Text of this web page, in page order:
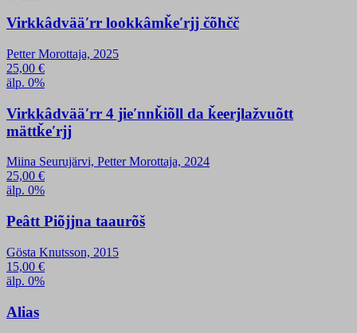
Virkkâdvääʹrr lookkâmǩeʹrjj čõhčč
Petter Morottaja, 2025
25,00 €
älp. 0%
Virkkâdvääʹrr 4 jieʹnnǩiõll da ǩeerjlažvuõtt
mättǩeʹrjj
Miina Seurujärvi, Petter Morottaja, 2024
25,00 €
älp. 0%
Peâtt Piõjjna taaurõš
Gösta Knutsson, 2015
15,00 €
älp. 0%
Alias